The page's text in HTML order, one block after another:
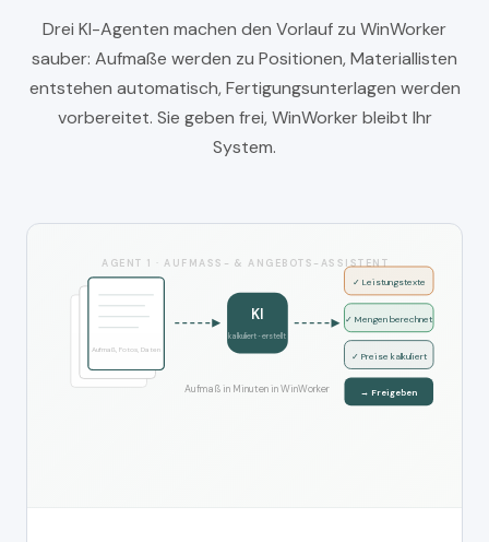
Drei KI-Agenten machen den Vorlauf zu WinWorker
sauber: Aufmaße werden zu Positionen, Materiallisten
entstehen automatisch, Fertigungsunterlagen werden
vorbereitet. Sie geben frei, WinWorker bleibt Ihr
System.
AGENT 1 · AUFMASS- & ANGEBOTS-ASSISTENT
Aufmaß, Fotos, Daten
KI
kalkuliert · erstellt
✓ Leistungstexte
✓ Mengen berechnet
✓ Preise kalkuliert
→ Freigeben
Aufmaß in Minuten in WinWorker